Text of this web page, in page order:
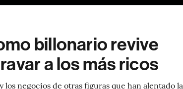
billonario revive
a los más ricos
los negocios de otras figuras que han alentado la